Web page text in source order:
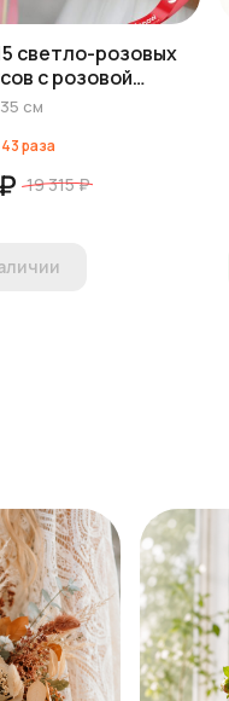
светло-розовых
с розовой
35 см
раза
19 315 ₽